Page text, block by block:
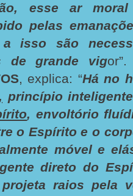
esse ar moral
pelas
isso são
de grande vig
, explica: “Há no
princípio
, envoltório
o Espírito e o
móvel e
direto do
raios pela